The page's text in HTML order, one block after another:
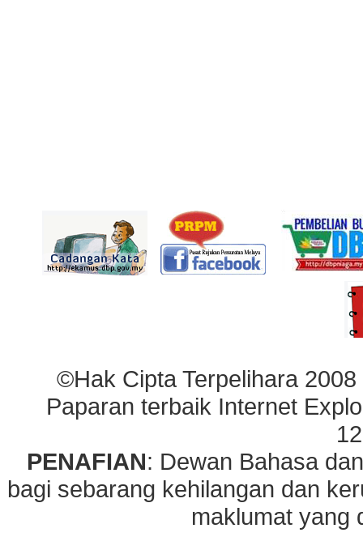
©Hak Cipta Terpelihara
Paparan terbaik Internet
PENAFIAN: Dewan Bahasa
bagi sebarang kehilangan dan
maklumat yang